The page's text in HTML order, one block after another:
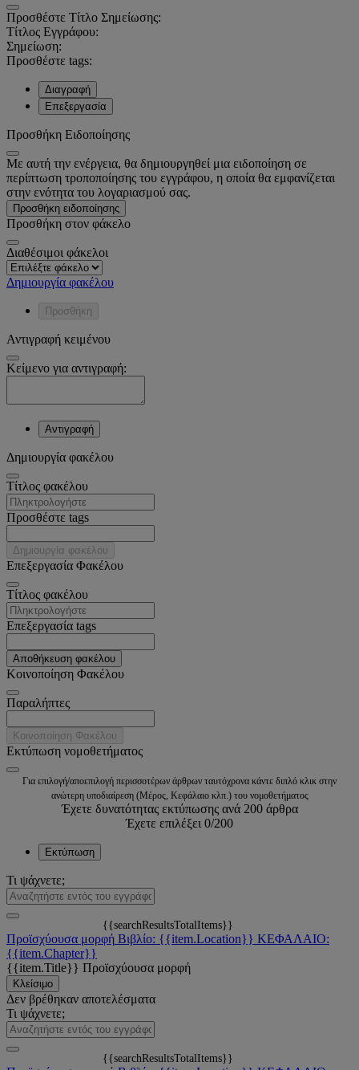
Προσθέστε Τίτλο Σημείωσης:
Τίτλος Εγγράφου:
Σημείωση:
Προσθέστε tags:
Διαγραφή
Επεξεργασία
Προσθήκη Ειδοποίησης
Με αυτή την ενέργεια, θα δημιουργηθεί μια ειδοποίηση σε
περίπτωση τροποποίησης του εγγράφου, η οποία θα εμφανίζεται
στην ενότητα του λογαριασμού σας.
Προσθήκη ειδοποίησης
Προσθήκη στον φάκελο
Διαθέσιμοι φάκελοι
Δημιουργία φακέλου
Προσθήκη
Αντιγραφή κειμένου
Κείμενο για αντιγραφή:
Αντιγραφή
Δημιουργία φακέλου
Tίτλος φακέλου
Προσθέστε tags
Δημιουργία φακέλου
Επεξεργασία Φακέλου
Tίτλος φακέλου
Επεξεργασία tags
Αποθήκευση φακέλου
Κοινοποίηση Φακέλου
Παραλήπτες
Κοινοποίηση Φακέλου
Εκτύπωση νομοθετήματος
Για επιλογή/αποεπιλογή περισσοτέρων άρθρων ταυτόχρονα κάντε διπλό κλικ στην
ανώτερη υποδιαίρεση (Μέρος, Κεφάλαιο κλπ.) του νομοθετήματος
Έχετε δυνατότητας εκτύπωσης ανά 200 άρθρα
Έχετε επιλέξει 0/200
Εκτύπωση
Τι ψάχνετε;
{{searchResultsTotalItems}}
Προϊσχύουσα μορφή Βιβλίο: {{item.Location}} ΚΕΦΑΛΑΙΟ:
{{item.Chapter}}
{{item.Title}} Προϊσχύουσα μορφή
Κλείσιμο
Δεν βρέθηκαν αποτελέσματα
Τι ψάχνετε;
{{searchResultsTotalItems}}